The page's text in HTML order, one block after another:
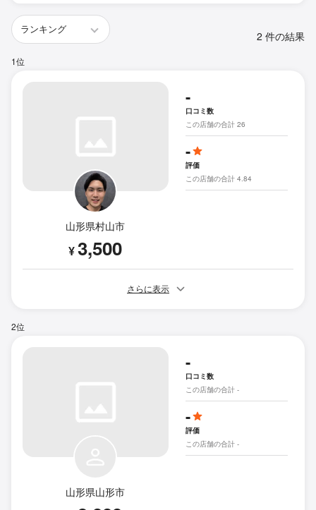
2 件の結果
1位
山形県村山市
¥3,500
-
口コミ数
この店舗の合計 26
-
評価
この店舗の合計 4.84
さらに表示
2位
山形県山形市
-
口コミ数
この店舗の合計 -
-
評価
この店舗の合計 -